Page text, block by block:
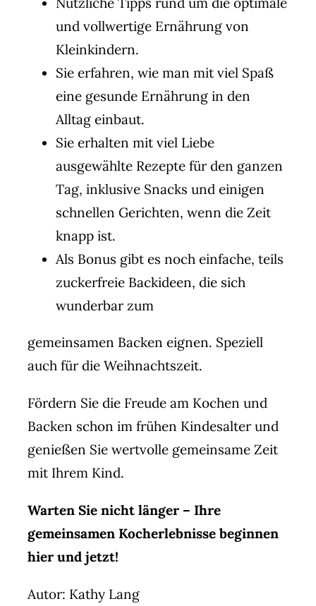
und vollwertige Ernährung von
Kleinkindern.
Sie erfahren, wie man mit viel Spaß
eine gesunde Ernährung in den
Alltag einbaut.
Sie erhalten mit viel Liebe
ausgewählte Rezepte für den ganzen
Tag, inklusive Snacks und einigen
schnellen Gerichten, wenn die Zeit
knapp ist.
Als Bonus gibt es noch einfache, teils
zuckerfreie Backideen, die sich
wunderbar zum
gemeinsamen Backen eignen. Speziell
auch für die Weihnachtszeit.
Fördern Sie die Freude am Kochen und
Backen schon im frühen Kindesalter und
genießen Sie wertvolle gemeinsame Zeit
mit Ihrem Kind.
Warten Sie nicht länger – Ihre
gemeinsamen Kocherlebnisse beginnen
hier und jetzt!
Autor: Kathy Lang